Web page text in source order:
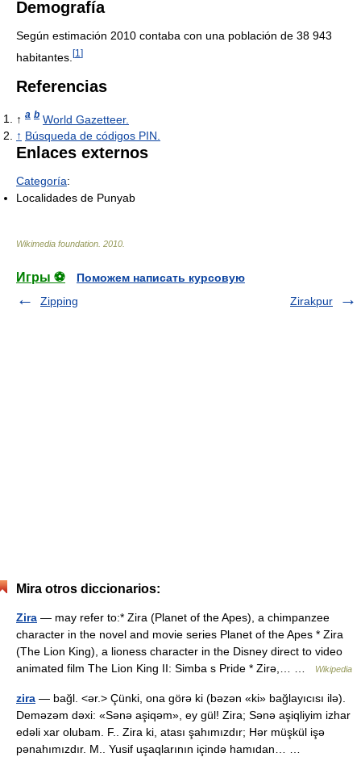
Demografía
Según estimación 2010 contaba con una población de 38 943
habitantes. [1 ]
Referencias
↑ a b World Gazetteer.
↑ Búsqueda de códigos PIN.
Enlaces externos
Categoría:
Localidades de Punyab
Wikimedia foundation 2010
Игры ⚽
Поможем написать курсовую
Zipping
Zirakpur
Mira otros diccionarios:
Zira — may refer to:* Zira (Planet of the Apes), a chimpanzee
character in the novel and movie series Planet of the Apes * Zira
(The Lion King), a lioness character in the Disney direct to video
animated film The Lion King II: Simba s Pride * Zirə,… …
Wikipedia
zira — bağl. <ər.> Çünki, ona görə ki (bəzən «ki» bağlayıcısı ilə).
Deməzəm dəxi: «Sənə aşiqəm», ey gül! Zira; Sənə aşiqliyim izhar
edəli xar olubam. F.. Zira ki, atası şahımızdır; Hər müşkül işə
pənahımızdır. M.. Yusif uşaqlarının içində hamıdan… …